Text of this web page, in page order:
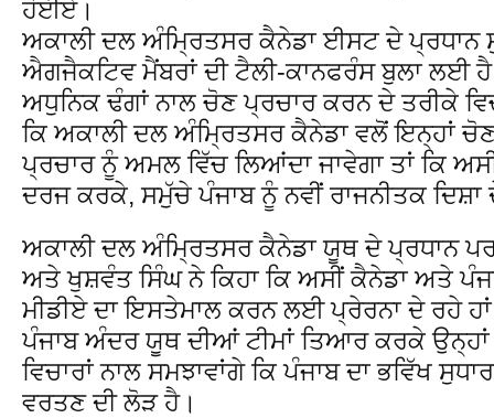
ਹੋਈਏ।
ਅਕਾਲੀ ਦਲ ਅੰਮ੍ਰਿਤਸਰ ਕੈਨੇਡਾ ਈਸਟ ਦੇ ਪ੍ਰਧਾਨ
ਐਗਜੈਕਟਿਵ ਮੈਂਬਰਾਂ ਦੀ ਟੈਲੀ-ਕਾਨਫਰੰਸ ਬੁਲਾ ਲਈ ਹੈ
ਅਧੁਨਿਕ ਢੰਗਾਂ ਨਾਲ ਚੋਣ ਪ੍ਰਚਾਰ ਕਰਨ ਦੇ ਤਰੀਕੇ
ਕਿ ਅਕਾਲੀ ਦਲ ਅੰਮ੍ਰਿਤਸਰ ਕੈਨੇਡਾ ਵਲੋਂ ਇਨ੍ਹਾਂ
ਪ੍ਰਚਾਰ ਨੂੰ ਅਮਲ ਵਿੱਚ ਲਿਆਂਦਾ ਜਾਵੇਗਾ ਤਾਂ ਕਿ
ਦਰਜ ਕਰਕੇ, ਸਮੁੱਚੇ ਪੰਜਾਬ ਨੂੰ ਨਵੀਂ ਰਾਜਨੀਤਕ ਦਿਸ਼ਾ
ਅਕਾਲੀ ਦਲ ਅੰਮ੍ਰਿਤਸਰ ਕੈਨੇਡਾ ਯੂਥ ਦੇ ਪ੍ਰਧਾਨ
ਅਤੇ ਖੁਸ਼ਵੰਤ ਸਿੰਘ ਨੇ ਕਿਹਾ ਕਿ ਅਸੀਂ ਕੈਨੇਡਾ ਅਤੇ
ਮੀਡੀਏ ਦਾ ਇਸਤੇਮਾਲ ਕਰਨ ਲਈ ਪ੍ਰੇਰਨਾ ਦੇ ਰਹੇ
ਪੰਜਾਬ ਅੰਦਰ ਯੂਥ ਦੀਆਂ ਟੀਮਾਂ ਤਿਆਰ ਕਰਕੇ
ਵਿਚਾਰਾਂ ਨਾਲ ਸਮਝਾਵਾਂਗੇ ਕਿ ਪੰਜਾਬ ਦਾ ਭਵਿੱਖ
ਵਰਤਣ ਦੀ ਲੋੜ ਹੈ।